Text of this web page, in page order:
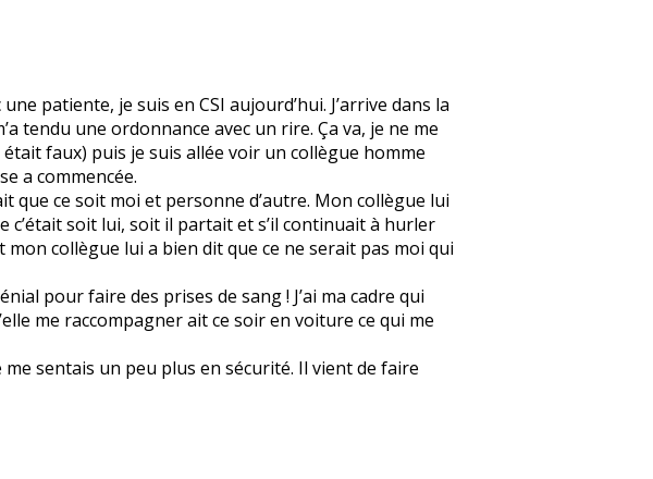
patiente, je suis en CSI aujourd’hui. J’arrive dans la
tendu une ordonnance avec un rire. Ça va, je ne me
faux) puis je suis allée voir un collègue homme
a commencée.
que ce soit moi et personne d’autre. Mon collègue lui
c’était soit lui, soit il partait et s’il continuait à hurler
collègue lui a bien dit que ce ne serait pas moi qui
pour faire des prises de sang ! J’ai ma cadre qui
me raccompagner ait ce soir en voiture ce qui me
sentais un peu plus en sécurité. Il vient de faire